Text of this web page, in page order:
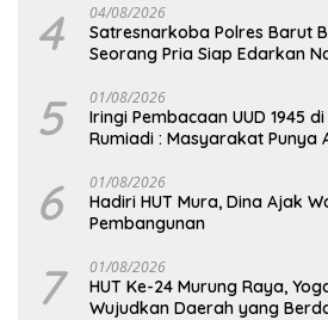
4 04/08/2026
Satresnarkoba Polres Barut
Seorang Pria Siap Edarkan
5 01/08/2026
Iringi Pembacaan UUD 1945
Rumiadi : Masyarakat Punya Andil
6 01/08/2026
Hadiri HUT Mura, Dina Ajak
Pembangunan
7 01/08/2026
HUT Ke-24 Murung Raya,
Wujudkan Daerah yang